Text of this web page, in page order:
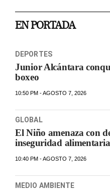
EN PORTADA
DEPORTES
Junior Alcántara
boxeo
10:50 PM - AGOSTO 7, 2026
GLOBAL
El Niño amenaza con
inseguridad
10:40 PM - AGOSTO 7, 2026
MEDIO AMBIENTE